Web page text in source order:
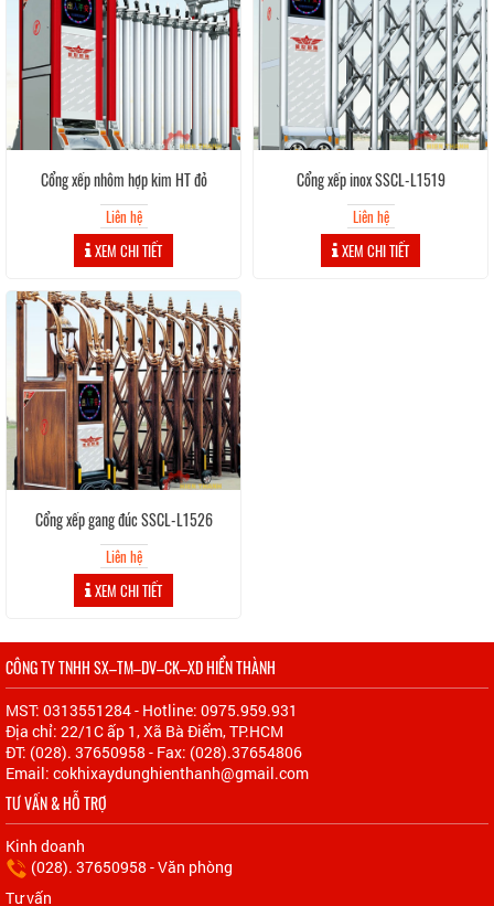
Cổng xếp nhôm hợp kim HT đỏ
Liên hệ
XEM CHI TIẾT
Cổng xếp inox SSCL-L1519
Liên hệ
XEM CHI TIẾT
Cổng xếp gang đúc SSCL-L1526
Liên hệ
XEM CHI TIẾT
CÔNG TY TNHH SX–TM–DV–CK–XD HIỂN THÀNH
MST: 0313551284 - Hotline: 0975.959.931
Địa chỉ: 22/1C ấp 1, Xã Bà Điểm, TP.HCM
ĐT: (028). 37650958 - Fax: (028).37654806
Email: cokhixaydunghienthanh@gmail.com
TƯ VẤN & HỖ TRỢ
Kinh doanh
(028). 37650958 - Văn phòng
Tư vấn